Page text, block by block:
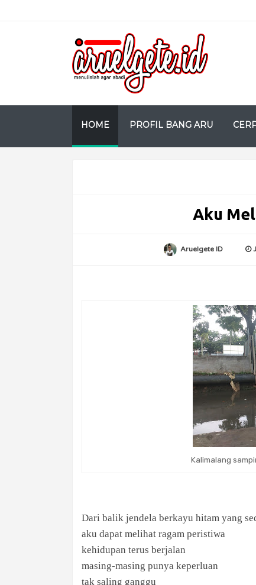
HOME PROFIL BANG ARU
Aku
Aruelgete ID
Kalimalang
Dari balik jendela berkayu hitam yang
aku dapat melihat ragam peristiwa
kehidupan terus berjalan
masing-masing punya keperluan
tak saling ganggu